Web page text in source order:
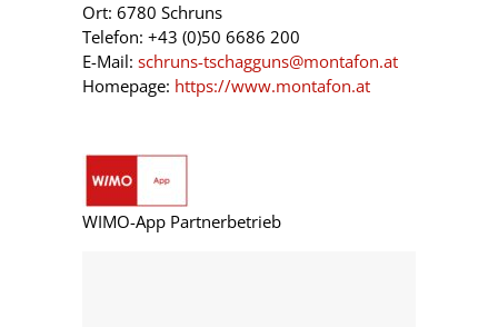
Ort: 6780 Schruns
Telefon: +43 (0)50 6686 200
E-Mail: schruns-tschagguns@montafon.at
Homepage: https://www.montafon.at
WIMO-App Partnerbetrieb